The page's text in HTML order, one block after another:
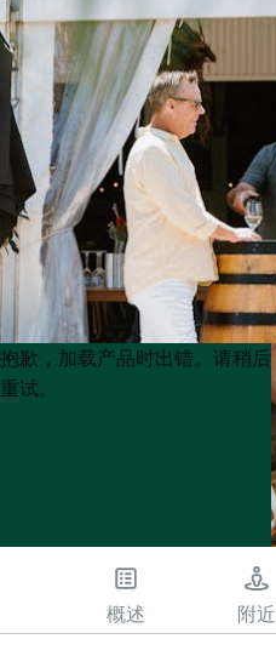
Product
List
Product
List
抱歉，加载产品时出错。请稍后
重试。
概述 附近